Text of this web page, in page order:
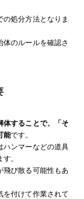
処分方法となりま
のルールを確認さ
体することで、「そ
能です。
ハンマーなどの道具
。
飛び散る可能性もあ
を付けて作業されて